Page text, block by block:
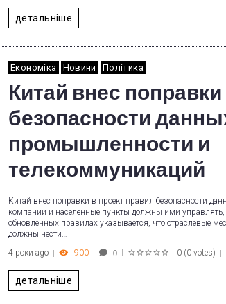
детальніше
Економіка Новини Політика
Китай внес
безопасности
промышленности и
телекоммуникаций
Китай внес поправки в проект правил безопасности
компании и населенные пункты должны ими управлять,
обновленных правилах указывается, что отраслевые
должны нести…
4 роки ago
900 0 0 (0 votes)
детальніше